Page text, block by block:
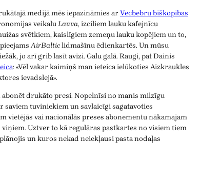
medijā mēs iepazināmies arVecbebru biškopības
veikaluLauva, izciliem lauku kafejnīcu
svētkiem, kaislīgiem zemeņu lauku kopējiem un to,
AirBalticlidmašīnu ēdienkartēs. Un mūsu
jo arī grib lasīt avīzi. Galu galā. Raugi, pat Dainis
: «Vēl vakar kaimiņš man ieteica ielūkoties Aizkraukles
ievadslejā».
abonēt drukāto presi. Nopelnīsi no manis milzīgu
saviem tuviniekiem un savlaicīgi sagatavoties
vietējās vai nacionālās preses abonementu nākamajam
Uztver to kā regulāras pastkartes no visiem tiem
un kuros nekad neiekļausi pasta nodaļas